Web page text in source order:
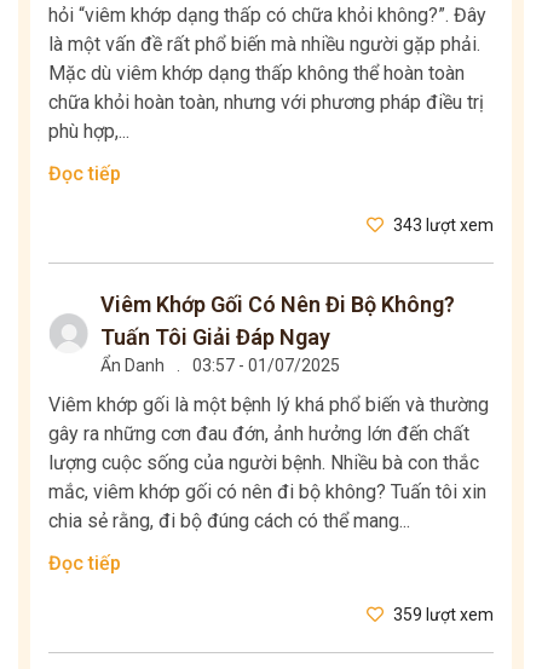
hỏi “viêm khớp dạng thấp có chữa khỏi không?”. Đây
là một vấn đề rất phổ biến mà nhiều người gặp phải.
Mặc dù viêm khớp dạng thấp không thể hoàn toàn
chữa khỏi hoàn toàn, nhưng với phương pháp điều trị
phù hợp,...
Đọc tiếp
343 lượt xem
Viêm Khớp Gối Có Nên Đi Bộ Không?
Tuấn Tôi Giải Đáp Ngay
Ẩn Danh . 03:57 - 01/07/2025
Viêm khớp gối là một bệnh lý khá phổ biến và thường
gây ra những cơn đau đớn, ảnh hưởng lớn đến chất
lượng cuộc sống của người bệnh. Nhiều bà con thắc
mắc, viêm khớp gối có nên đi bộ không? Tuấn tôi xin
chia sẻ rằng, đi bộ đúng cách có thể mang...
Đọc tiếp
359 lượt xem